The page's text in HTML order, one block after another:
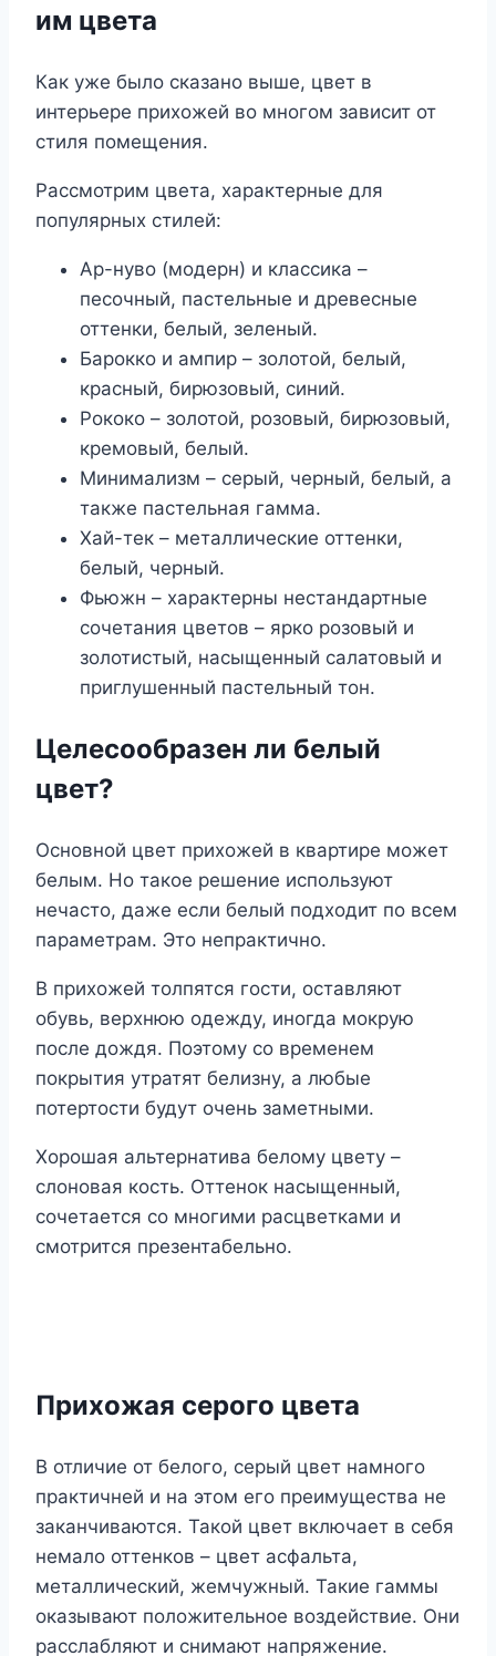
им цвета
Как уже было сказано выше, цвет в
интерьере прихожей во многом зависит от
стиля помещения.
Рассмотрим цвета, характерные для
популярных стилей:
Ар-нуво (модерн) и классика –
песочный, пастельные и древесные
оттенки, белый, зеленый.
Барокко и ампир – золотой, белый,
красный, бирюзовый, синий.
Рококо – золотой, розовый, бирюзовый,
кремовый, белый.
Минимализм – серый, черный, белый, а
также пастельная гамма.
Хай-тек – металлические оттенки,
белый, черный.
Фьюжн – характерны нестандартные
сочетания цветов – ярко розовый и
золотистый, насыщенный салатовый и
приглушенный пастельный тон.
Целесообразен ли белый
цвет?
Основной цвет прихожей в квартире может
белым. Но такое решение используют
нечасто, даже если белый подходит по всем
параметрам. Это непрактично.
В прихожей толпятся гости, оставляют
обувь, верхнюю одежду, иногда мокрую
после дождя. Поэтому со временем
покрытия утратят белизну, а любые
потертости будут очень заметными.
Хорошая альтернатива белому цвету –
слоновая кость. Оттенок насыщенный,
сочетается со многими расцветками и
смотрится презентабельно.
Прихожая серого цвета
В отличие от белого, серый цвет намного
практичней и на этом его преимущества не
заканчиваются. Такой цвет включает в себя
немало оттенков – цвет асфальта,
металлический, жемчужный. Такие гаммы
оказывают положительное воздействие. Они
расслабляют и снимают напряжение.